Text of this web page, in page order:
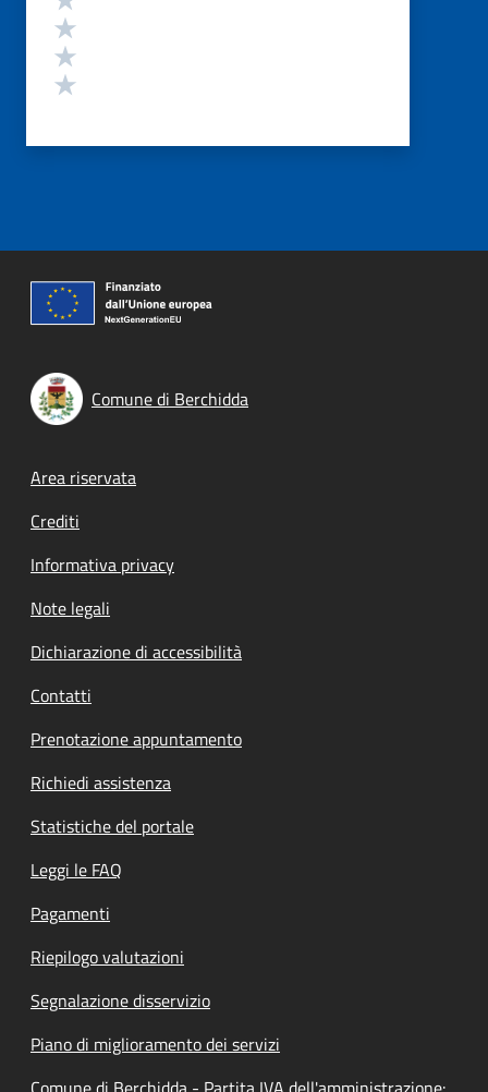
Comune di Berchidda
Footer menu
Area riservata
Crediti
Informativa privacy
Note legali
Dichiarazione di accessibilità
Contatti
Prenotazione appuntamento
Richiedi assistenza
Statistiche del portale
Leggi le FAQ
Pagamenti
Riepilogo valutazioni
Segnalazione disservizio
Piano di miglioramento dei servizi